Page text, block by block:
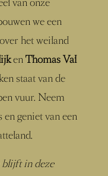
van onze
we een
het weiland
en Thomas Val
staat van de
vuur. Neem
en geniet van een
in deze